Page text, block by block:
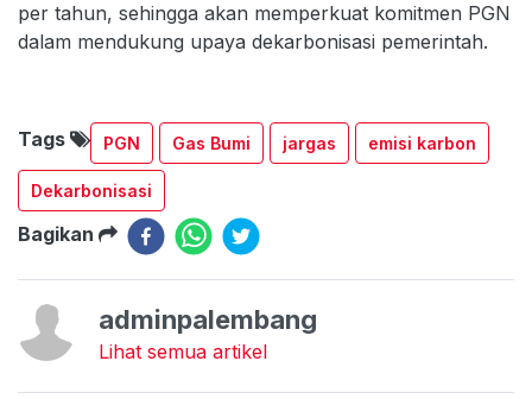
per tahun, sehingga akan memperkuat komitmen PGN
dalam mendukung upaya dekarbonisasi pemerintah.
Tags PGN Gas Bumi jargas emisi karbon
Dekarbonisasi
Bagikan
adminpalembang
Lihat semua artikel